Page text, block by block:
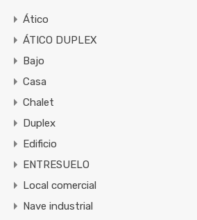
Ático
ÁTICO DUPLEX
Bajo
Casa
Chalet
Duplex
Edificio
ENTRESUELO
Local comercial
Nave industrial